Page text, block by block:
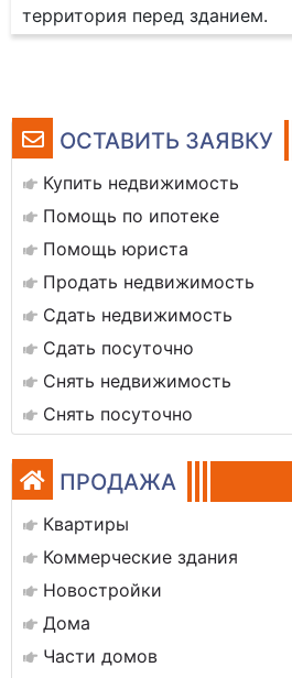
ОСТАВИТЬ ЗАЯВКУ
Купить недвижимость
Помощь по ипотеке
Помощь юриста
Продать недвижимость
Сдать недвижимость
Сдать посуточно
Снять недвижимость
Снять посуточно
ПРОДАЖА
Квартиры
Коммерческие здания
Новостройки
Дома
Части домов
территория перед зданием.